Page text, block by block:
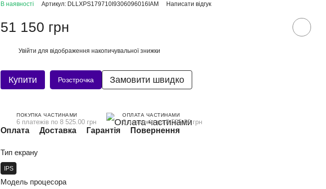
В наявності Артикул: DLLXPS179710I9306096016IAM Написати відгук
51 150 грн
Увійти для відображення накопичувальної знижки
Купити Розстрочка Замовити швидко
ПОКУПКА ЧАСТИНАМИ
6 платежів по 8 525.00 грн
ОПЛАТА ЧАСТИНАМИ
6 платежів по 8 525.00 грн
Оплата Доставка Гарантія Повернення
Тип екрану
IPS
Модель процесора